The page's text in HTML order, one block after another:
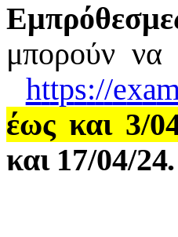
μπορούν να
https://exa
έως και 3/
και 17/04/24.